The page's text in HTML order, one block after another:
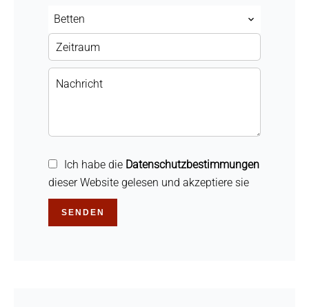
Betten
Ich habe die Datenschutzbestimmungen
dieser Website gelesen und akzeptiere sie
SENDEN